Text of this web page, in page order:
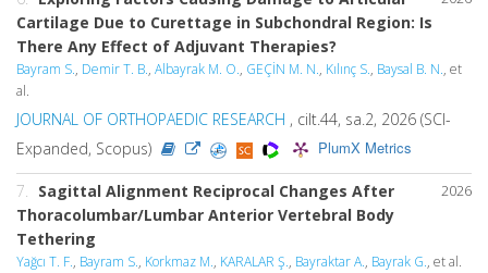
Cartilage Due to Curettage in Subchondral Region: Is
There Any Effect of Adjuvant Therapies?
Bayram S., Demir T. B., Albayrak M. O., GEÇİN M. N., Kılınç S., Baysal B. N., et
al.
JOURNAL OF ORTHOPAEDIC RESEARCH , cilt.44, sa.2, 2026 (SCI-
Expanded, Scopus)
PlumX Metrics
2026
7. Sagittal Alignment Reciprocal Changes After
Thoracolumbar/Lumbar Anterior Vertebral Body
Tethering
Yağcı T. F., Bayram S., Korkmaz M., KARALAR Ş., Bayraktar A., Bayrak G., et al.